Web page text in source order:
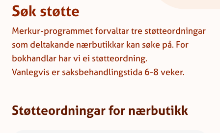
Søk støtte
Merkur-programmet forvaltar tre støtteordningar
som deltakande nærbutikkar kan søke på. For
bokhandlar har vi ei støtteordning.
Vanlegvis er saksbehandlingstida 6-8 veker.
Støtteordningar for nærbutikk